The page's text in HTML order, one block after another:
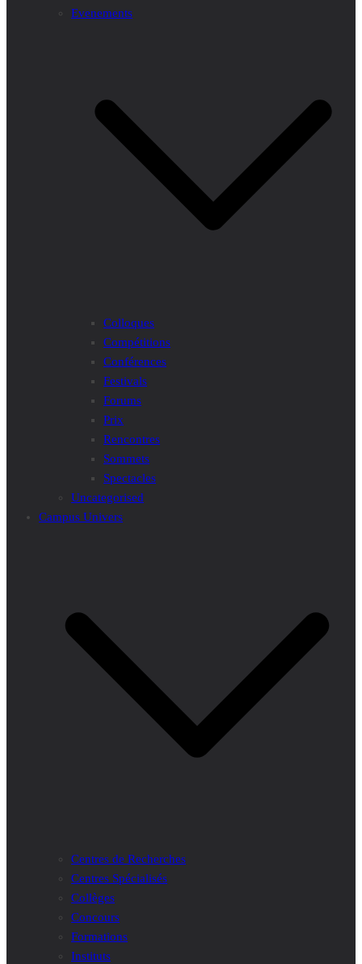
Evenements
Colloques
Compétitions
Conférences
Festivals
Forums
Prix
Rencontres
Sommets
Spectacles
Uncategorised
Campus Univers
Centres de Recherches
Centres Spécialisés
Collèges
Concours
Formations
Instituts